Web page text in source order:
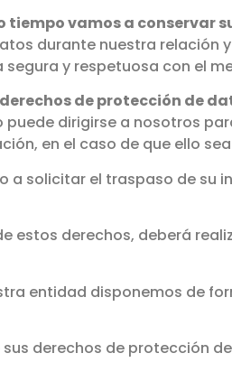
tiempo vamos a conservar
durante nuestra relación
segura y respetuosa con el
de protección de
puede dirigirse a nosotros
en el caso de que ello
a solicitar el traspaso de su
estos derechos, deberá
entidad disponemos de
derechos de protección